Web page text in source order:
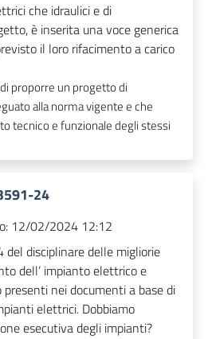
che idraulici e di
è inserita una voce generica
il loro rifacimento a carico
proporre un progetto di
alla norma vigente e che
tecnico e funzionale degli stessi
24
12/02/2024 12:12
del disciplinare delle migliorie
dell’ impianto elettrico e
nei documenti a base di
elettrici. Dobbiamo
esecutiva degli impianti?